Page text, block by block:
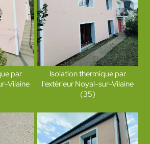
par
Vilaine
Isolation thermique par
l'extérieur Noyal-sur-Vilaine
(35)